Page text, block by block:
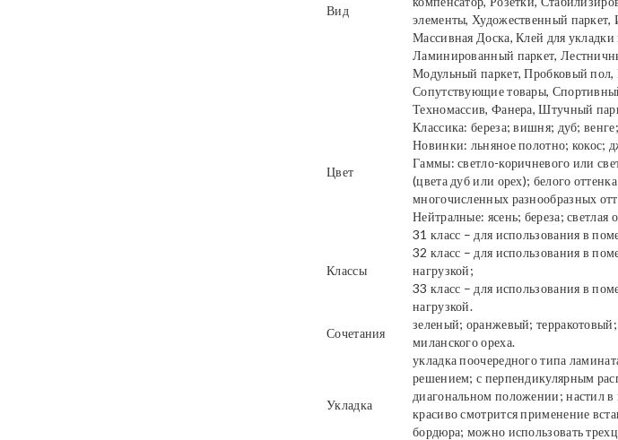
Вид
элементы, Художественный паркет,
Массивная Доска, Клей для
Ламинированный паркет,
Модульный паркет, Пробковый пол,
Сопутствующие товары,
Техномассив, Фанера, Штучный
Цвет
Классика: береза; вишня; дуб;
Новинки: льняное полотно; кокос;
Гаммы: светло-коричневого или
(цвета дуб или орех); белого
многочисленных разнообразных
Нейтралные: ясень; береза; светлая
Классы
31 класс – для использования в
32 класс – для использования в
нагрузкой;
33 класс – для использования в
нагрузкой.
Сочетания
зеленый; оранжевый;
миланского ореха.
Укладка
укладка поочередного типа
решением; с перпендикулярным
диагональном положении; настил
красиво смотрится применение
бордюра; можно использовать